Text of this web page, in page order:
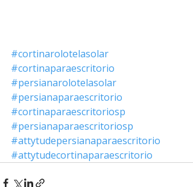
#cortinarolotelasolar
#cortinaparaescritorio
#persianarolotelasolar
#persianaparaescritorio
#cortinaparaescritoriosp
#persianaparaescritoriosp
#attytudepersianaparaescritorio
#attytudecortinaparaescritorio